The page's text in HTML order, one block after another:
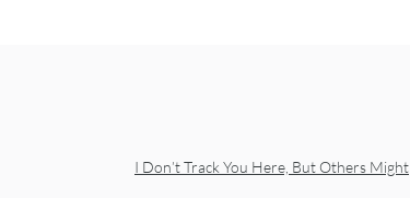
I Don’t Track You Here, But Others Might